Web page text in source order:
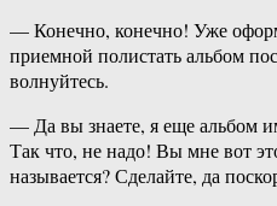
— Конечно, конечно! Уже
приемной полистать альбом
волнуйтесь.
— Да вы знаете, я еще альбом
Так что, не надо! Вы мне вот
называется? Сделайте, да